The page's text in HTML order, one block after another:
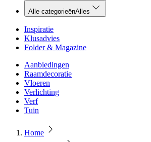
Alle categorieënAlles
Inspiratie
Klusadvies
Folder & Magazine
Aanbiedingen
Raamdecoratie
Vloeren
Verlichting
Verf
Tuin
Home